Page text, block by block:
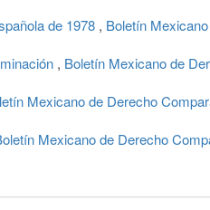
de 1978 , Boletín
, Boletín Mexicano de
Mexicano de Derecho
Mexicano de Derecho